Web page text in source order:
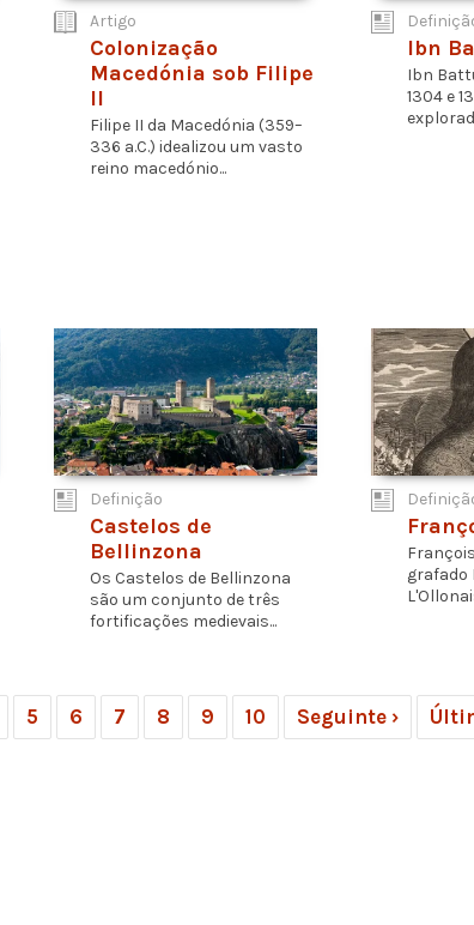
Artigo
Colonização
Macedónia sob Filipe
II
Filipe II da Macedónia (359–
336 a.C.) idealizou um vasto
reino macedónio...
Ibn
Ibn
1304 e
Definição
Castelos de
Bellinzona
Os Castelos de Bellinzona
são um conjunto de três
fortificações medievais...
grafado
5 6 7 8 9 10 Seguinte ›